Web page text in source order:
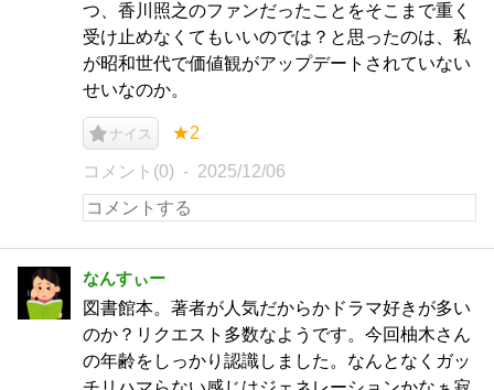
つ、香川照之のファンだったことをそこまで重く
受け止めなくてもいいのでは？と思ったのは、私
が昭和世代で価値観がアップデートされていない
せいなのか。
ナイス ★2
コメント(0) 2025/12/06
なんすぃー
図書館本。著者が人気だからかドラマ好きが多い
のか？リクエスト多数なようです。今回柚木さん
の年齢をしっかり認識しました。なんとなくガッ